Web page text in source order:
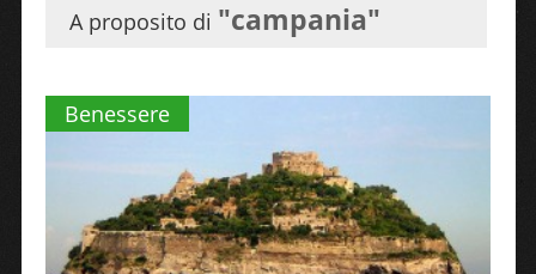
A proposito di "campania"
Benessere